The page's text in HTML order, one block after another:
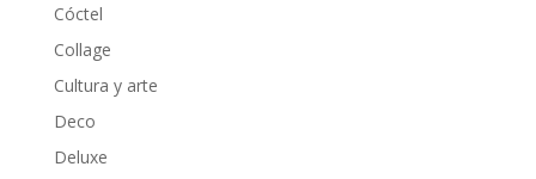
Cóctel
Collage
Cultura y arte
Deco
Deluxe